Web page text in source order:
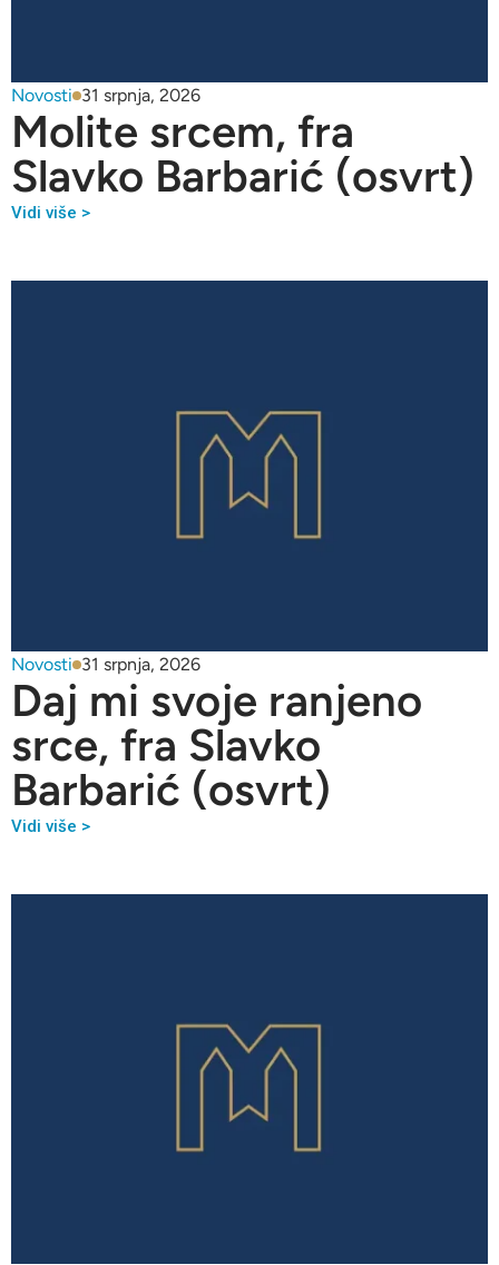
Novosti 31 srpnja, 2026
Molite srcem, fra
Slavko Barbarić (osvrt)
Vidi više >
Novosti 31 srpnja, 2026
Daj mi svoje ranjeno
srce, fra Slavko
Barbarić (osvrt)
Vidi više >